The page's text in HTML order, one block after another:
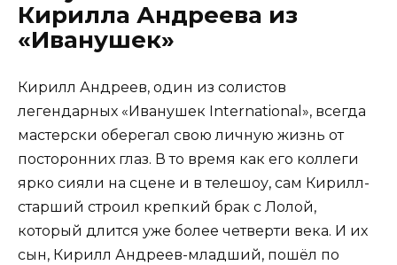
Кирилла Андреева из
«Иванушек»
Кирилл Андреев, один из солистов
легендарных «Иванушек International», всегда
мастерски оберегал свою личную жизнь от
посторонних глаз. В то время как его коллеги
ярко сияли на сцене и в телешоу, сам Кирилл-
старший строил крепкий брак с Лолой,
который длится уже более четверти века. И их
сын, Кирилл Андреев-младший, пошёл по